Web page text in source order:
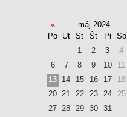
« máj 2024
Po Ut St Št Pi So
1
2 3 4
6
7 8 9 10 11
13 14 15 16 17 18
20 21 22 23 24 25
27 28 29 30 31